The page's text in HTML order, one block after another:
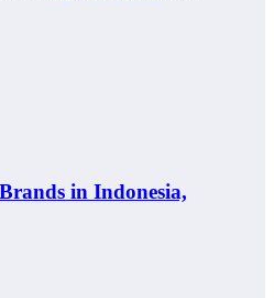
in Indonesia,